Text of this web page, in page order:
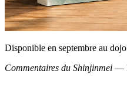
Disponible en septembre au
Commentaires du Shinjinmei —